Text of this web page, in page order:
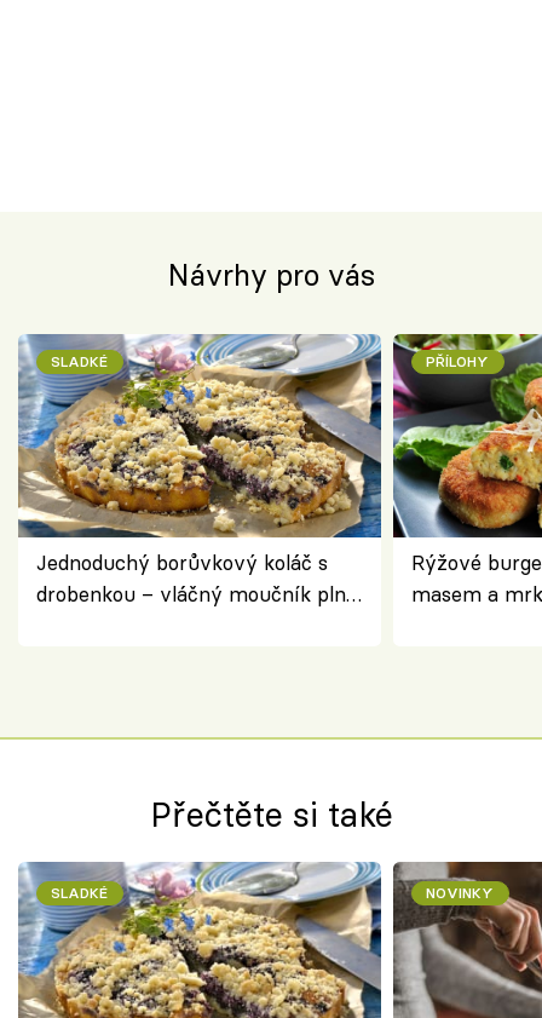
Návrhy pro vás
SLADKÉ
Jednoduchý borůvkový koláč s
drobenkou – vláčný moučník plný
PŘÍLOHY
Rýžové
masem a
Přečtěte si také
SLADKÉ NOVINKY